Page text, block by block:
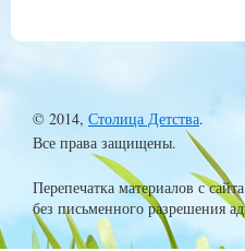
© 2014, Столица Детства.
Все права защищены.
Перепечатка материалов с
без письменного разрешения